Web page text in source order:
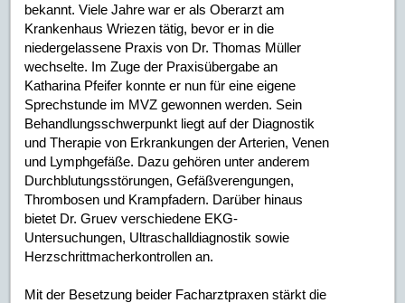
bekannt. Viele Jahre war er als Oberarzt am
Krankenhaus Wriezen tätig, bevor er in die
niedergelassene Praxis von Dr. Thomas Müller
wechselte. Im Zuge der Praxisübergabe an
Katharina Pfeifer konnte er nun für eine eigene
Sprechstunde im MVZ gewonnen werden. Sein
Behandlungsschwerpunkt liegt auf der Diagnostik
und Therapie von Erkrankungen der Arterien, Venen
und Lymphgefäße. Dazu gehören unter anderem
Durchblutungsstörungen, Gefäßverengungen,
Thrombosen und Krampfadern. Darüber hinaus
bietet Dr. Gruev verschiedene EKG-
Untersuchungen, Ultraschalldiagnostik sowie
Herzschrittmacherkontrollen an.
Mit der Besetzung beider Facharztpraxen stärkt die